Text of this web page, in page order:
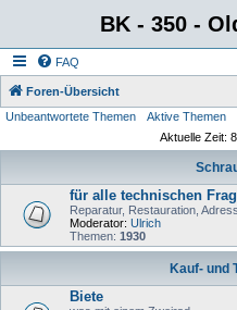
BK - 350 -
FAQ
Foren-Übersicht
Unbeantwortete Themen
Aktive Themen
Aktuelle Zeit:
für alle technischen
Reparatur, Restauration,
Moderator: Ulrich
Themen: 1930
Kauf- und
Biete